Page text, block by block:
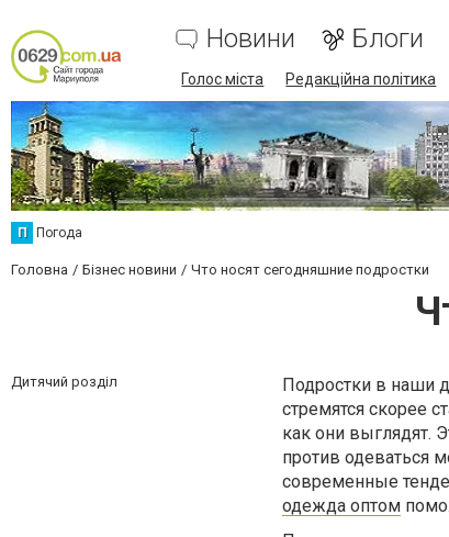
Новини Блоги
Голос міста Редакційна політика
П Погода
Головна Бізнес новини Что носят сегодняшние подростки
Дитячий розділ
Подростки в наши
стремятся скорее
как они выглядят.
против одеваться
современные
одежда оптом